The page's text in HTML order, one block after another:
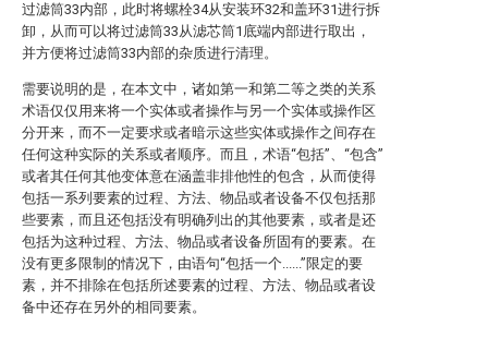
过滤筒33内部，此时将螺栓34从安装环32和盖环31进行拆
卸，从而可以将过滤筒33从滤芯筒1底端内部进行取出，
并方便将过滤筒33内部的杂质进行清理。
需要说明的是，在本文中，诸如第一和第二等之类的关系
术语仅仅用来将一个实体或者操作与另一个实体或操作区
分开来，而不一定要求或者暗示这些实体或操作之间存在
任何这种实际的关系或者顺序。而且，术语“包括”、“包含”
或者其任何其他变体意在涵盖非排他性的包含，从而使得
包括一系列要素的过程、方法、物品或者设备不仅包括那
些要素，而且还包括没有明确列出的其他要素，或者是还
包括为这种过程、方法、物品或者设备所固有的要素。在
没有更多限制的情况下，由语句“包括一个......”限定的要
素，并不排除在包括所述要素的过程、方法、物品或者设
备中还存在另外的相同要素。